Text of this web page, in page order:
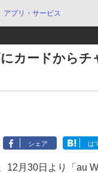
アプリ・サービス
カードからチ
シェア は
12月30日より「au